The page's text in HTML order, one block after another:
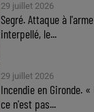
29 juillet 2026
Segré. Attaque à
interpellé, le...
29 juillet 2026
Incendie en Gironde.
ce n'est pas...